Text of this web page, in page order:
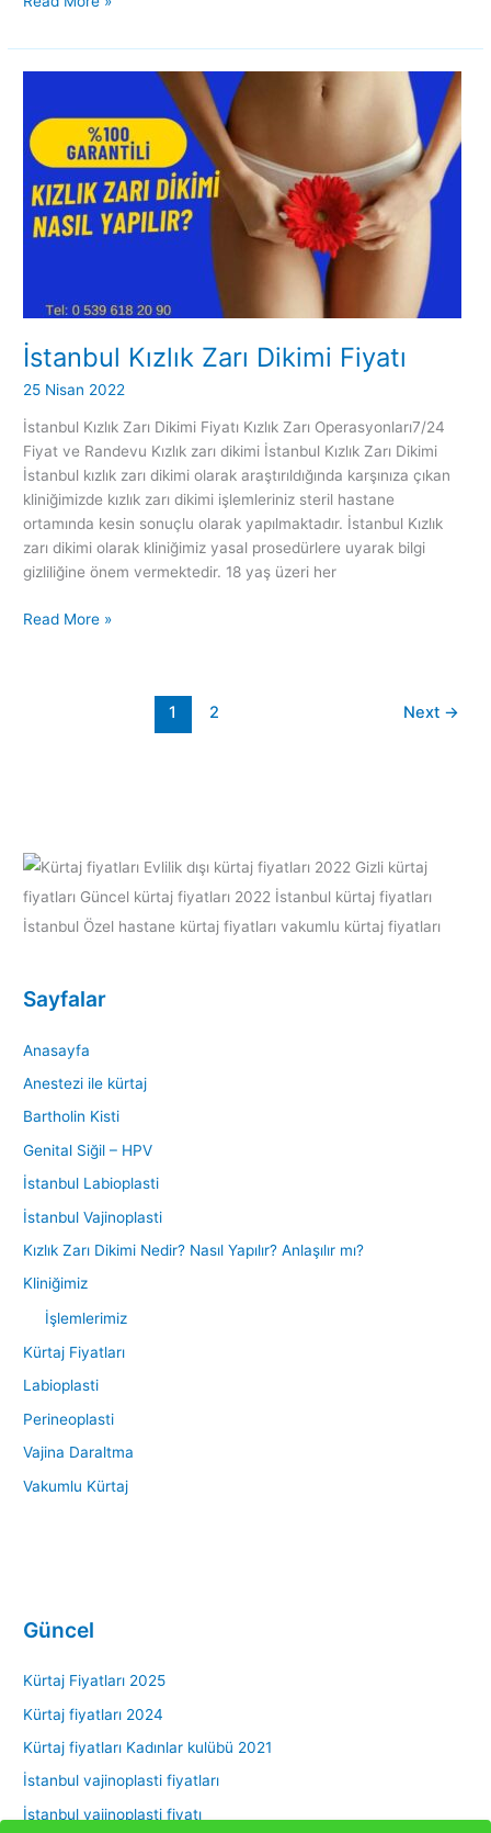
İstanbul Kızlık Zarı Dikimi Fiyatı
25 Nisan 2022
İstanbul Kızlık Zarı Dikimi Fiyatı Kızlık Zarı Operasyonları7/24
Fiyat ve Randevu Kızlık zarı dikimi İstanbul Kızlık Zarı Dikimi
İstanbul kızlık zarı dikimi olarak araştırıldığında karşınıza çıkan
kliniğimizde kızlık zarı dikimi işlemleriniz steril hastane
ortamında kesin sonuçlu olarak yapılmaktadır. İstanbul Kızlık
zarı dikimi olarak kliniğimiz yasal prosedürlere uyarak bilgi
gizliliğine önem vermektedir. 18 yaş üzeri her
Zarı
Dikimi
Fiyatı
Read More »
1 2 Next →
Sayfalar
Anasayfa
Anestezi ile kürtaj
Bartholin Kisti
Genital Siğil – HPV
İstanbul Labioplasti
İstanbul Vajinoplasti
Kızlık Zarı Dikimi Nedir? Nasıl Yapılır? Anlaşılır mı?
Kliniğimiz
İşlemlerimiz
Kürtaj Fiyatları
Labioplasti
Perineoplasti
Vajina Daraltma
Vakumlu Kürtaj
Güncel
Kürtaj Fiyatları 2025
Kürtaj fiyatları 2024
Kürtaj fiyatları Kadınlar kulübü 2021
İstanbul vajinoplasti fiyatları
İstanbul vajinoplasti fiyatı